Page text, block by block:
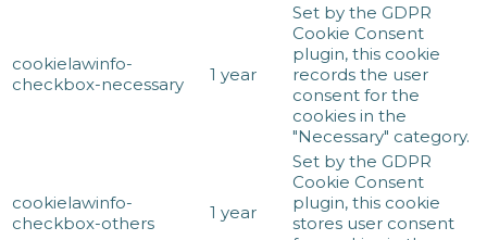
cookielawinfo-
checkbox-necessary
1 year
Set by the GDPR
Cookie Consent
plugin, this cookie
records the user
consent for the
cookies in the
"Necessary" category.
cookielawinfo-
checkbox-others
1 year
Set by the GDPR
Cookie Consent
plugin, this cookie
stores user consent